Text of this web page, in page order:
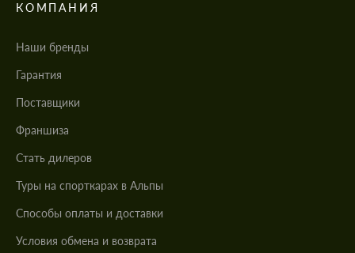
КОМПАНИЯ
Наши бренды
Гарантия
Поставщики
Франшиза
Стать дилеров
Туры на спорткарах в Альпы
Cпособы оплаты и доставки
Условия обмена и возврата